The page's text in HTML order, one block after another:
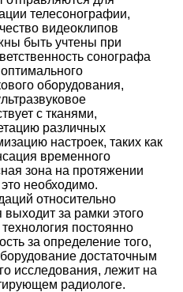
телесонографии,
видеоклипов
быть учтены при
сонографа
оборудования,
с тканями,
различных
настроек, таких как
временного
зона на протяжении
необходимо.
относительно
выходит за рамки этого
постоянно
за определение того,
достаточным
исследования, лежит на
радиологе.